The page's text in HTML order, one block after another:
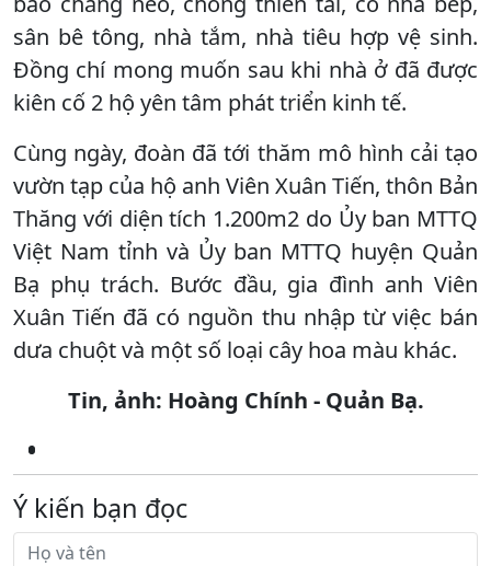
sân bê tông, nhà tắm, nhà tiêu hợp vệ sinh.
Đồng chí mong muốn sau khi nhà ở đã được
kiên cố 2 hộ yên tâm phát triển kinh tế.
Cùng ngày, đoàn đã tới thăm mô hình cải tạo
vườn tạp của hộ anh Viên Xuân Tiến, thôn Bản
Thăng với diện tích 1.200m2 do Ủy ban MTTQ
Việt Nam tỉnh và Ủy ban MTTQ huyện Quản
Bạ phụ trách. Bước đầu, gia đình anh Viên
Xuân Tiến đã có nguồn thu nhập từ việc bán
dưa chuột và một số loại cây hoa màu khác.
Tin, ảnh: Hoàng Chính - Quản Bạ.
Ý kiến bạn đọc